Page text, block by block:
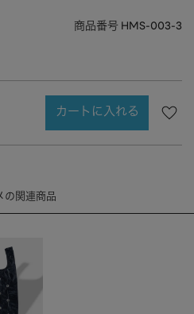
商品番号 HMS-003-3
カートに入れる